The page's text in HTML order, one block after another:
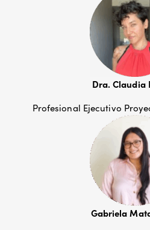
Dra. Claudia
Profesional Ejecutivo
Gabriela